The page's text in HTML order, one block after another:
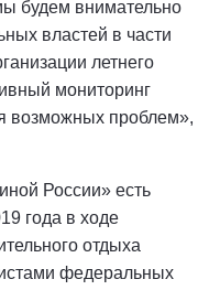
будем внимательно
властей в части
летнего
мониторинг
возможных проблем»,
России» есть
года в ходе
отдыха
федеральных